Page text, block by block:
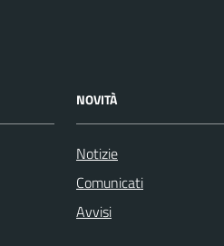
NOVITÀ
Notizie
Comunicati
Avvisi